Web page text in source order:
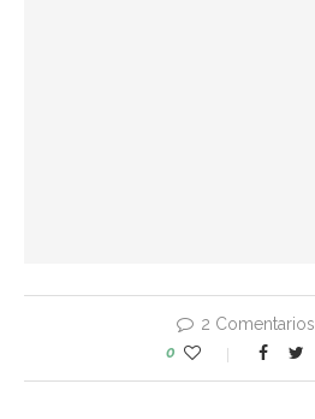
2 Comentarios
0